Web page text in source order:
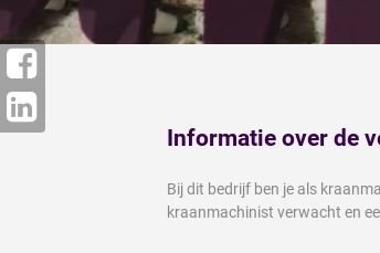
Informatie over de
Bij dit bedrijf ben je als
kraanmachinist verwacht en